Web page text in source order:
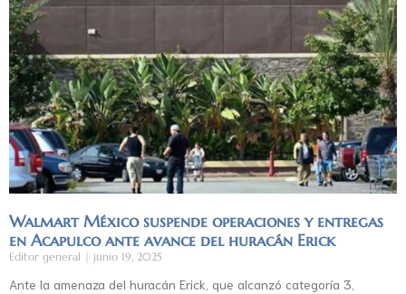
Walmart México suspende operaciones y entregas
en Acapulco ante avance del huracán Erick
Editor general junio 19, 2025
Ante la amenaza del huracán Erick, que alcanzó categoría 3,